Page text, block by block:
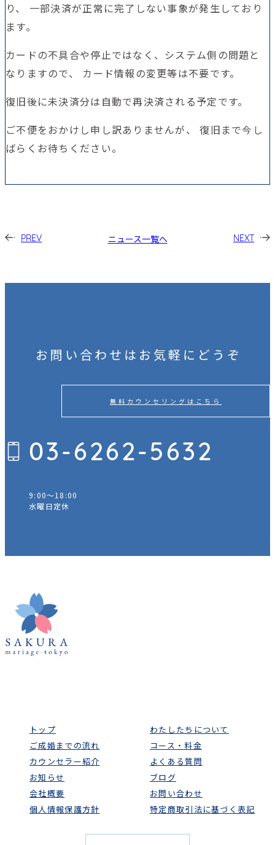
り、 一部決済が正常に完了しない事象が発生しており
ます。
カードの不具合や停止ではなく、システム側の問題と
なりますので、 カード情報の変更等は不要です。
復旧後に未決済分は自動で再決済される予定です。
ご不便をおかけし申し訳ありませんが、 復旧まで今し
ばらくお待ちください。
PREV ニュース一覧へ NEXT
お問い合わせはお気軽にどうぞ
無料カウンセリングはこちら
03-6262-5632
9:00～18:00
水曜日定休
トップ
わたしたちについて
ご成婚までの流れ
コース・料金
カウンセラー紹介
よくある質問
お知らせ
ブログ
会社概要
お問い合わせ
個人情報保護方針
特定商取引法に基づく表記
ご
は
こ
ち
ら